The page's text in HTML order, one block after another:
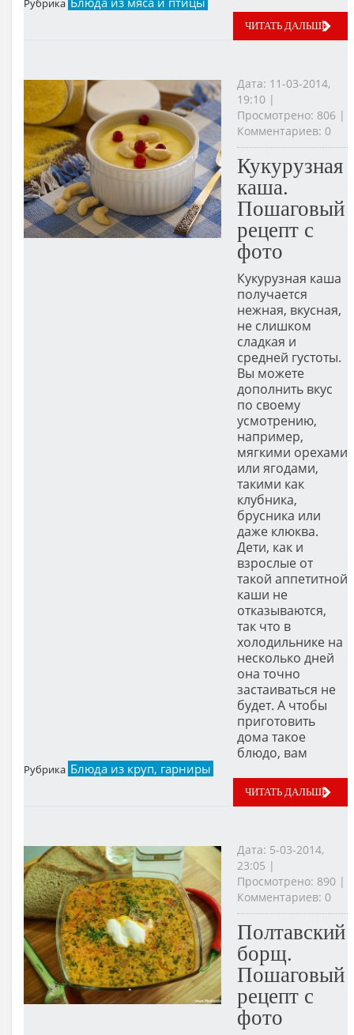
Рубрика
ЧИТАТЬ ДАЛЬШЕ
Дата: 11-03-2014,
19:10 |
Просмотрено: 806 |
Комментариев: 0
Кукурузная
каша.
Пошаговый
рецепт с
фото
Кукурузная каша
получается
нежная, вкусная,
не слишком
сладкая и
средней густоты.
Вы можете
дополнить вкус
по своему
усмотрению,
например,
мягкими орехами
или ягодами,
такими как
клубника,
брусника или
даже клюква.
Дети, как и
взрослые от
такой аппетитной
каши не
отказываются,
так что в
холодильнике на
несколько дней
она точно
застаиваться не
будет. А чтобы
приготовить
дома такое
блюдо, вам
Рубрика Блюда из круп, гарниры
ЧИТАТЬ ДАЛЬШЕ
Дата: 5-03-2014,
23:05 |
Просмотрено: 890 |
Комментариев: 0
Полтавский
борщ.
Пошаговый
рецепт с
фото